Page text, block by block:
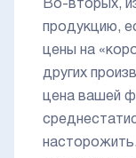
Во-вторых,
продукцию,
цены на
других
цена вашей